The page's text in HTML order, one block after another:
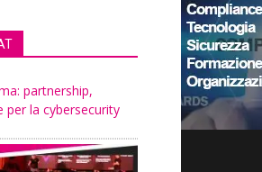
partnership,
per la cybersecurity